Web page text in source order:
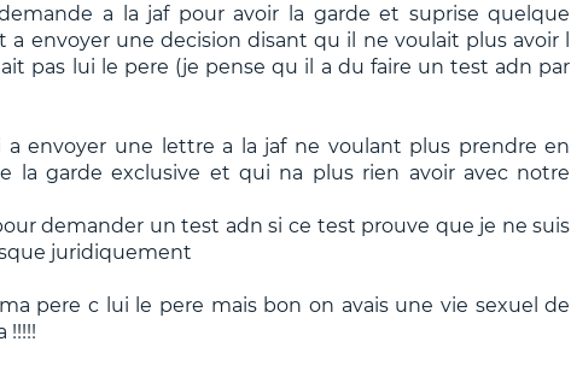
a la jaf pour avoir la garde et suprise quelque
a envoyer une decision disant qu il ne voulait plus avoir l
pas lui le pere (je pense qu il a du faire un test adn par
a envoyer une lettre a la jaf ne voulant plus prendre en
la garde exclusive et qui na plus rien avoir avec notre
demander un test adn si ce test prouve que je ne suis
juridiquement
pere c lui le pere mais bon on avais une vie sexuel de
!!!!!